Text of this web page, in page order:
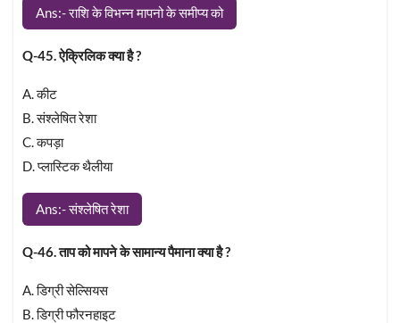
Ans:- राशि के विभन्न मापनो के समीप्य को
Q-45. ऐक्रिलिक क्या है ?
A. कीट
B. संश्लेषित रेशा
C. कपड़ा
D. प्लास्टिक थैलीया
Ans:- संश्लेषित रेशा
Q-46. ताप को मापने के सामान्य पैमाना क्या है ?
A. डिग्री सेल्सियस
B. डिग्री फौरनहाइट